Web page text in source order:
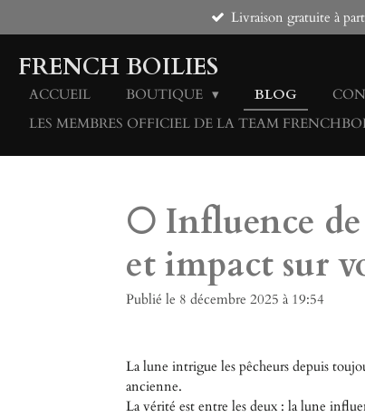
au
contenu
principal
Livraison gratuite à
FRENCH BOILIES
ACCUEIL BOUTIQUE BLOG
LES MEMBRES OFFICIEL DE LA TEAM
🌕 Influence
et impact sur
Publié le 8 décembre 2025 à 19:54
La lune intrigue les pêcheurs depuis
ancienne.
La vérité est entre les deux : la lune